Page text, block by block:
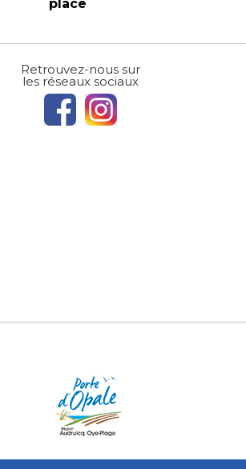
place
Retrouvez-nous sur
les réseaux sociaux